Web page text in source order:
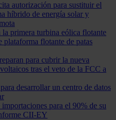
autorización para sustituir el
híbrido de energía solar y
primera turbina eólica flotante
flotante de patas
para cubrir la nueva
tras el veto de la FCC a
desarrollar un centro de datos
para el 90% de su
CII-EY